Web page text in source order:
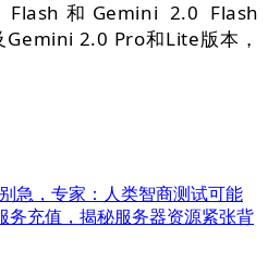
和Gemini 2.0 Flash
2.0 Pro和Lite版本，
急，专家：人类智商测试可能
务充值，揭秘服务器资源紧张背